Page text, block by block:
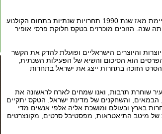
האקדמיה הישראלית לקולנוע ולטלוויזיה מקיימת מאז שנת 1990 תחרויות שנתיות בתחום הקולנוע
שנה. הזוכים מוכרזים בטקס חלוקת פרסי אופיר
והיוצרים הישראליים ופועלת להדק את הקשר
הוא הסיכום והשיא של הפעילות השנתית,
הסרט הזוכה בתחרות ייצג את ישראל בתחרות
שוחרת תרבות, ואנו שמחים לארח לראשונה את
והשחקנים של מדינת ישראל. הטקס יתקיים
בארץ ובעולם ומושכת אליה אלפי אנשים מדי
של מיטב התיאטראות, מפסטיבל סרטים, מקונצרטים